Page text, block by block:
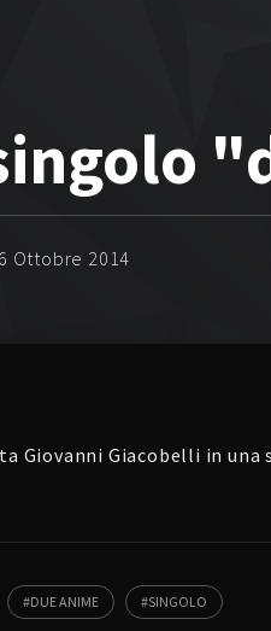
6 Ottobre 2014
Giacobelli in una
DUE ANIME SINGOLO